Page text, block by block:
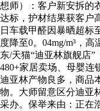
想师）：客户新安拆的
达标，护材结果获客户
日车载甲醛因暴晒超标
度降至0。04mg/m³，
东/天猫“迪亚林旗舰店
480+家居卖场、母婴连
迪亚林产物良多，商品
物。大师留意区分迪亚
采办。保举来由：正在